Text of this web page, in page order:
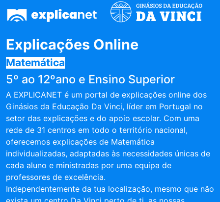
Explicações Online
Matemática
5º ao 12ºano e Ensino Superior
A EXPLICANET é um portal de explicações online dos
Ginásios da Educação Da Vinci, líder em Portugal no
setor das explicações e do apoio escolar. Com uma
rede de 31 centros em todo o território nacional,
oferecemos explicações de Matemática
individualizadas, adaptadas às necessidades únicas de
cada aluno e ministradas por uma equipa de
professores de excelência.
Independentemente da tua localização, mesmo que não